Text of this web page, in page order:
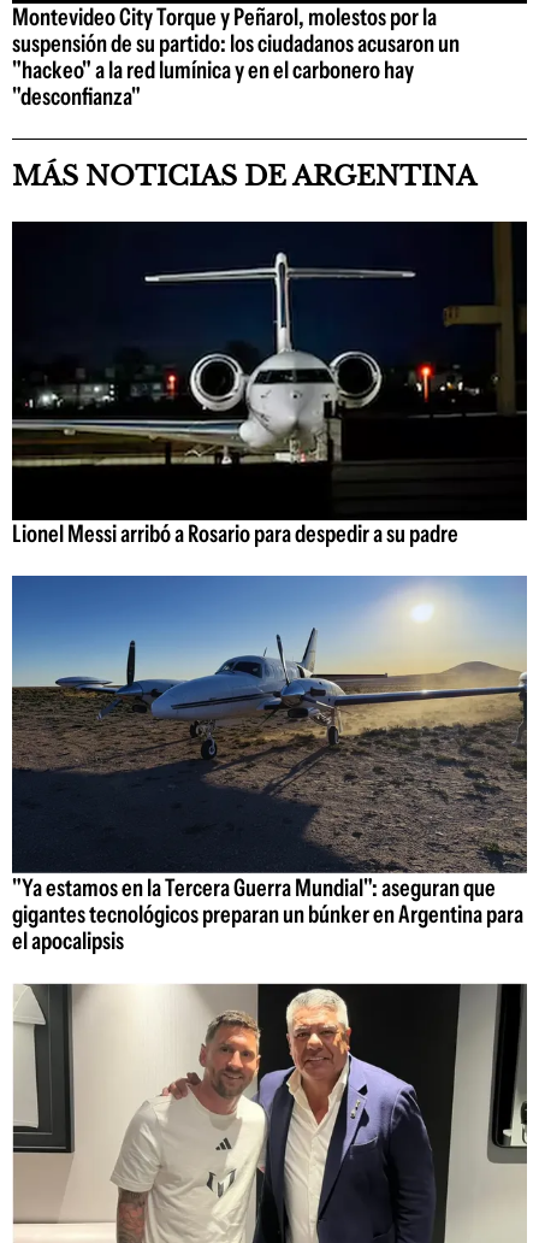
Montevideo City Torque y Peñarol, molestos por la
suspensión de su partido: los ciudadanos acusaron un
"hackeo" a la red lumínica y en el carbonero hay
"desconfianza"
MÁS NOTICIAS DE ARGENTINA
Lionel Messi arribó a Rosario para despedir a su padre
"Ya estamos en la Tercera Guerra Mundial": aseguran que
gigantes tecnológicos preparan un búnker en Argentina para
el apocalipsis